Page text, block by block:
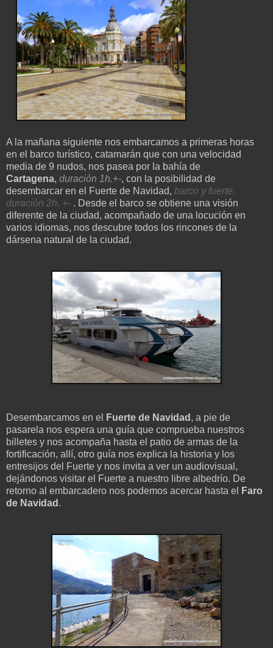
A la mañana siguiente nos embarcamos a primeras horas
en el barco turístico, catamarán que con una velocidad
media de 9 nudos, nos pasea por la bahía de
Cartagena, duración 1h.+-, con la posibilidad de
desembarcar en el Fuerte de Navidad, barco y fuerte,
duración 2h. +- . Desde el barco se obtiene una visión
diferente de la ciudad, acompañado de una locución en
varios idiomas, nos descubre todos los rincones de la
dársena natural de la ciudad.
Desembarcamos en el Fuerte de Navidad , a pie de
pasarela nos espera una guía que comprueba nuestros
billetes y nos acompaña hasta el patio de armas de la
fortificación, allí, otro guía nos explica la historia y los
entresijos del Fuerte y nos invita a ver un audiovisual,
dejándonos visitar el Fuerte a nuestro libre albedrío. De
retorno al embarcadero nos podemos acercar hasta el
Faro
de Navidad .